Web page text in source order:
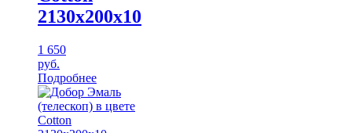
2130х200х10
1 650
руб.
Подробнее